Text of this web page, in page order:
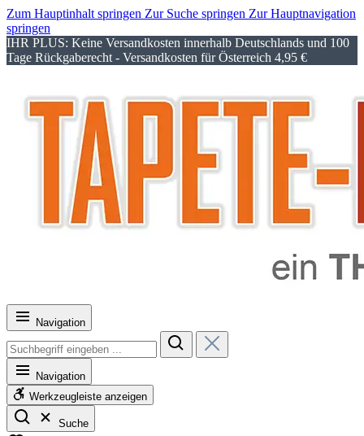
Zum Hauptinhalt springen Zur Suche springen Zur Hauptnavigation
springen
IHR PLUS: Keine Versandkosten innerhalb Deutschlands und 100
Tage Rückgaberecht - Versandkosten für Österreich 4,95 €
Navigation
Navigation
Werkzeugleiste anzeigen
Suche